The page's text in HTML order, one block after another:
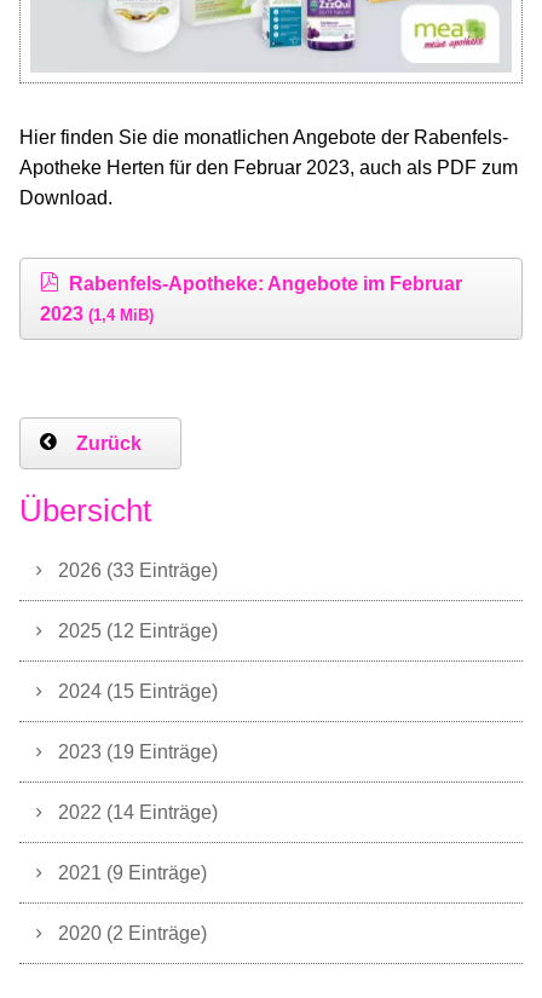
Hier finden Sie die monatlichen Angebote der Rabenfels-
Apotheke Herten für den Februar 2023, auch als PDF zum
Download.
Rabenfels-Apotheke: Angebote im Februar
2023 (1,4 MiB)
Zurück
Übersicht
2026 (33 Einträge)
2025 (12 Einträge)
2024 (15 Einträge)
2023 (19 Einträge)
2022 (14 Einträge)
2021 (9 Einträge)
2020 (2 Einträge)